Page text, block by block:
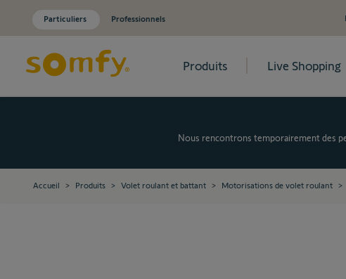
Particuliers Professionnels
Produits Live Shopping
Nous rencontrons temporairement des
Accueil > Produits > Volet roulant et battant > Motorisations de volet roulant >